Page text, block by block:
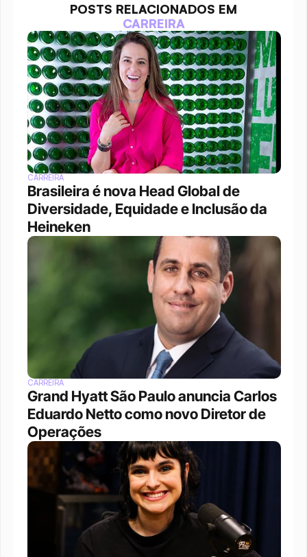
POSTS RELACIONADOS EM
CARREIRA
CARREIRA
Brasileira é nova Head Global de
Diversidade, Equidade e Inclusão da
Heineken
CARREIRA
Grand Hyatt São Paulo anuncia Carlos
Eduardo Netto como novo Diretor de
Operações